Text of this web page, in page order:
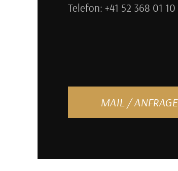
Telefon: +41 52 368 01 10
MAIL / ANFRAGE